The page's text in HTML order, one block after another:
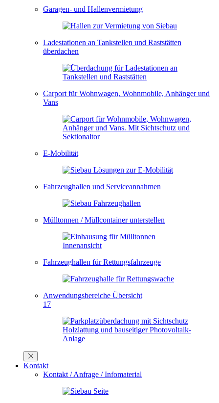
Garagen- und Hallenvermietung
Ladestationen an Tankstellen und Raststätten
überdachen
Carport für Wohnwagen, Wohnmobile, Anhänger und
Vans
E-Mobilität
Fahrzeughallen und Serviceannahmen
Mülltonnen / Müllcontainer unterstellen
Fahrzeughallen für Rettungsfahrzeuge
Anwendungsbereiche Übersicht
17
Kontakt
Kontakt / Anfrage / Infomaterial